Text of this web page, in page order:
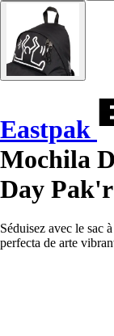
Eastpak
Mochila
Day Pak'r
Séduisez avec le sac
perfecta de arte